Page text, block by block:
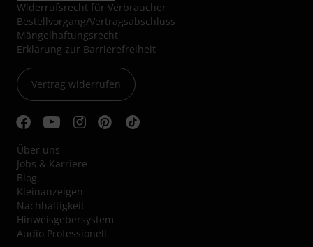
Widerrufsrecht für Verbraucher
Bestellvorgang/Vertragsabschluss
Mängelhaftungsrecht
Erklärung zur Barrierefreiheit
Vertrag widerrufen
Über uns
Jobs & Karriere
Blog
Kleinanzeigen
Nachhaltigkeit
Hinweisgebersystem
Audio Professionell